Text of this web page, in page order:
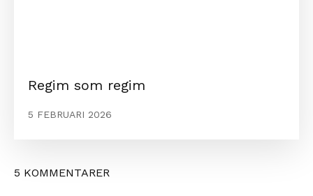
Regim som regim
5 FEBRUARI 2026
5 KOMMENTARER